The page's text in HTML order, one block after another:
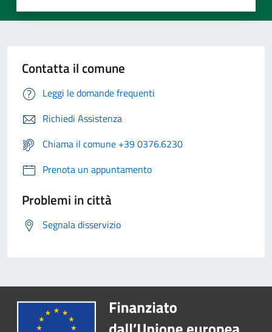
Contatta il comune
Leggi le domande frequenti
Richiedi Assistenza
Chiama il comune +39 0376.6230
Prenota un appuntamento
Problemi in città
Segnala disservizio